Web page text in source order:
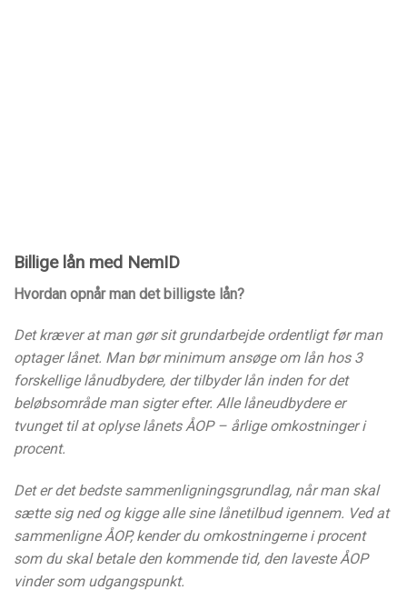
Billige lån med NemID
Hvordan opnår man det billigste lån?
Det kræver at man gør sit grundarbejde ordentligt før man
optager lånet. Man bør minimum ansøge om lån hos 3
forskellige lånudbydere, der tilbyder lån inden for det
beløbsområde man sigter efter. Alle låneudbydere er
tvunget til at oplyse lånets ÅOP – årlige omkostninger i
procent.
Det er det bedste sammenligningsgrundlag, når man skal
sætte sig ned og kigge alle sine lånetilbud igennem. Ved at
sammenligne ÅOP, kender du omkostningerne i procent
som du skal betale den kommende tid, den laveste ÅOP
vinder som udgangspunkt.